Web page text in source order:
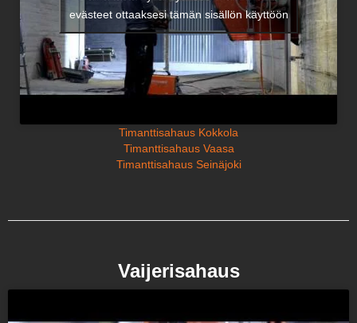
evästeet ottaaksesi tämän sisällön käyttöön
Timanttisahaus Kokkola
Timanttisahaus Vaasa
Timanttisahaus Seinäjoki
Vaijerisahaus